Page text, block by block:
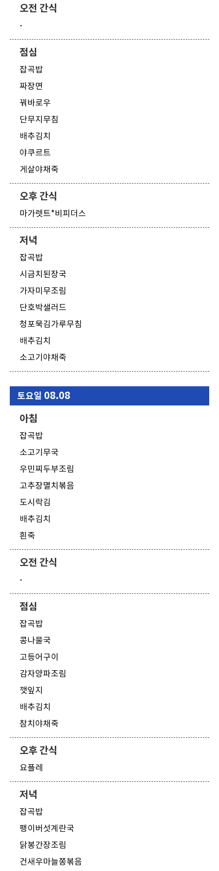
오전 간식
-
점심
잡곡밥
짜장면
꿔바로우
단무지무침
배추김치
야쿠르트
게살야채죽
오후 간식
마가렛트*비피더스
저녁
잡곡밥
시금치된장국
가자미무조림
단호박샐러드
청포묵김가루무침
배추김치
소고기야채죽
토요일 08.08
아침
잡곡밥
소고기무국
우민찌두부조림
고추장멸치볶음
도시락김
배추김치
흰죽
오전 간식
-
점심
잡곡밥
콩나물국
고등어구이
감자양파조림
깻잎지
배추김치
참치야채죽
오후 간식
요플레
저녁
잡곡밥
팽이버섯계란국
닭봉간장조림
건새우마늘쫑볶음